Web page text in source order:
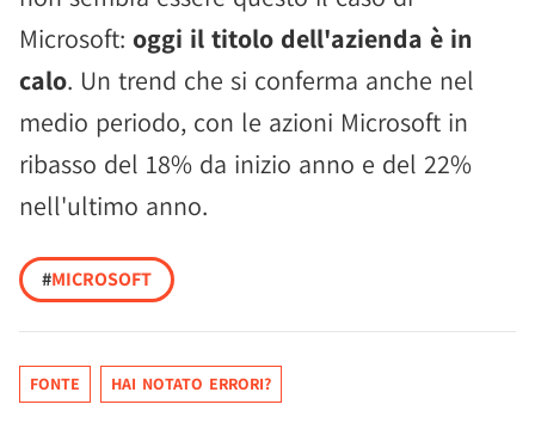
Microsoft: oggi il titolo dell'azienda è in
calo. Un trend che si conferma anche nel
medio periodo, con le azioni Microsoft in
ribasso del 18% da inizio anno e del 22%
nell'ultimo anno.
#MICROSOFT
FONTE HAI NOTATO ERRORI?